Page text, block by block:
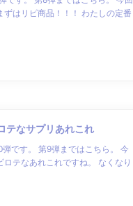
はリピ商品！！！ わたしの定番
テなサプリあれこれ
です。 第9弾まではこちら。 今
テなあれこれですね。 なくなり